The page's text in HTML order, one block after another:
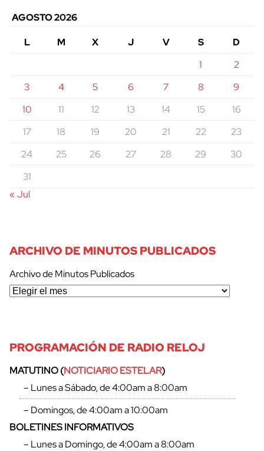
AGOSTO 2026
L
M X J V S
D
1
2
3
4 5 6 7 8
9
10
11 12 13 14 15
16
17
18 19 20 21 22
23
24
25 26 27 28 29
30
31
« Jul
ARCHIVO DE MINUTOS PUBLICADOS
Archivo de Minutos Publicados
PROGRAMACIÓN DE RADIO RELOJ
MATUTINO (NOTICIARIO ESTELAR)
– Lunes a Sábado, de 4:00am a 8:00am
– Domingos, de 4:00am a 10:00am
BOLETINES INFORMATIVOS
– Lunes a Domingo, de 4:00am a 8:00am